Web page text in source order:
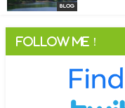
Blog
Follow me！